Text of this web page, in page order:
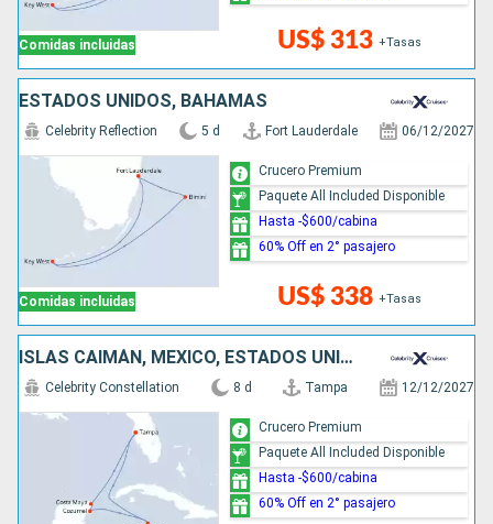
Comidas incluidas US$ 313 +Tasas
ESTADOS UNIDOS, BAHAMAS
Comidas incluidas
Celebrity Reflection 5 d Fort Lauderdale 06/12/2027
US$ 338 +Tasas
Crucero Premium
Paquete All Included Disponible
Hasta -$600/cabina
60% Off en 2° pasajero
ISLAS CAIMÁN, MÉXICO, ESTADOS UNIDOS
Celebrity Constellation 8 d Tampa 12/12/2027
Crucero Premium
Paquete All Included Disponible
Hasta -$600/cabina
60% Off en 2° pasajero